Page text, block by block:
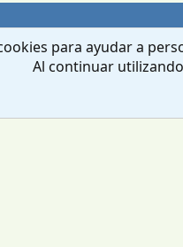
XenForo Ltd.para ayudar a
Al continuar